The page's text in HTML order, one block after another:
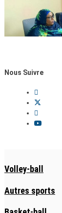
Nous Suivre
Volley-ball
Autres sports